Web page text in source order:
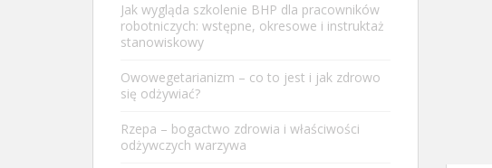
Jak wygląda szkolenie BHP dla pracowników
robotniczych: wstępne, okresowe i instruktaż
stanowiskowy
Owowegetarianizm – co to jest i jak zdrowo
się odżywiać?
Rzepa – bogactwo zdrowia i właściwości
odżywczych warzywa